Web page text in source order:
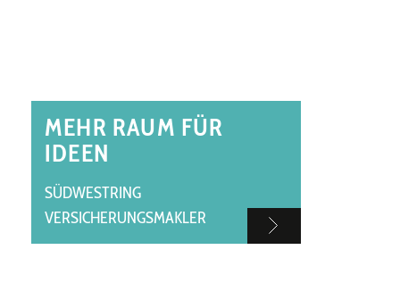
MEHR RAUM FÜR
IDEEN
SÜDWESTRING
VERSICHERUNGSMAKLER